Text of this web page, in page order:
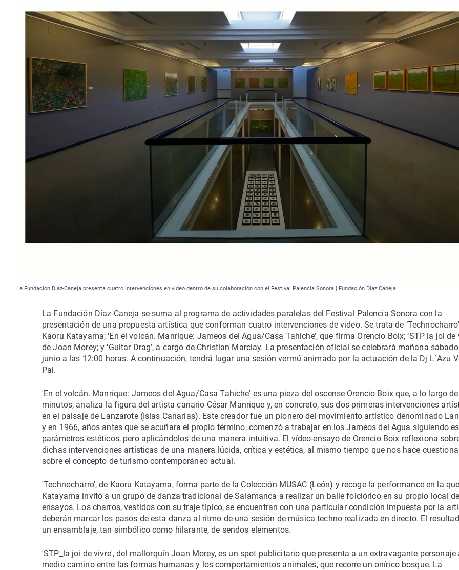
La Fundación Díaz-Caneja presenta cuatro intervenciones en vídeo dentro de su colaboración con el Festival Palencia Sonora | Fundación Díaz Caneja
La Fundación Díaz-Caneja se suma al programa de actividades paralelas del Festival Palencia Sonora con la
presentación de una propuesta artística que conforman cuatro intervenciones de video. Se trata de
Kaoru Katayama; ‘En el volcán. Manrique: Jameos del Agua/Casa Tahiche’, que firma Orencio Boix; ‘STP la joi de
de Joan Morey; y ‘Guitar Drag’, a cargo de Christian Marclay. La presentación oficial se celebrará mañana
junio a las 12:00 horas. A continuación, tendrá lugar una sesión vermú animada por la actuación de la Dj L´Azu
Pal.
'En el volcán. Manrique: Jameos del Agua/Casa Tahiche' es una pieza del oscense Orencio Boix que, a lo largo
minutos, analiza la figura del artista canario César Manrique y, en concreto, sus dos primeras intervenciones
en el paisaje de Lanzarote (Islas Canarias). Este creador fue un pionero del movimiento artístico denominado
y en 1966, años antes que se acuñara el propio término, comenzó a trabajar en los Jameos del Agua siguiendo
parámetros estéticos, pero aplicándolos de una manera intuitiva. El vídeo-ensayo de Orencio Boix reflexiona
dichas intervenciones artísticas de una manera lúcida, crítica y estética, al mismo tiempo que nos hace
sobre el concepto de turismo contemporáneo actual.
'Technocharro', de Kaoru Katayama, forma parte de la Colección MUSAC (León) y recoge la performance en la que
Katayama invitó a un grupo de danza tradicional de Salamanca a realizar un baile folclórico en su propio local de
ensayos. Los charros, vestidos con su traje típico, se encuentran con una particular condición impuesta por la
deberán marcar los pasos de esta danza al ritmo de una sesión de música techno realizada en directo. El
un ensamblaje, tan simbólico como hilarante, de sendos elementos.
'STP_la joi de vivre', del mallorquín Joan Morey, es un spot publicitario que presenta a un extravagante personaje
medio camino entre las formas humanas y los comportamientos animales, que recorre un onírico bosque. La